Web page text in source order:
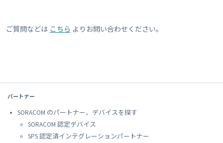
ご質問などは こちら よりお問い合わせください。
パートナー
SORACOM のパートナー、デバイスを探す
SORACOM 認定デバイス
SPS 認定済インテグレーションパートナー